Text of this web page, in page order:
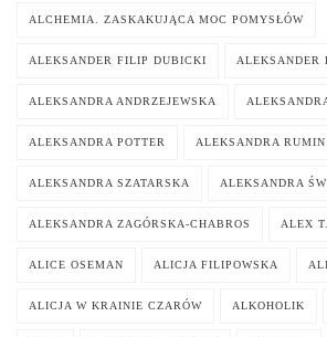
ALCHEMIA. ZASKAKUJĄCA MOC POMYSŁÓW
ALEKSANDER FILIP DUBICKI ALEKSANDER
ALEKSANDRA ANDRZEJEWSKA
ALEKSANDRA POTTER ALEKSANDRA RUMIN
ALEKSANDRA SZATARSKA ALEKSANDRA
ALEKSANDRA ZAGÓRSKA-CHABROS ALEX
ALICE OSEMAN ALICJA FILIPOWSKA
ALICJA W KRAINIE CZARÓW ALKOHOLIK